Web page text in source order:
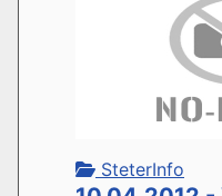
SteterInfo